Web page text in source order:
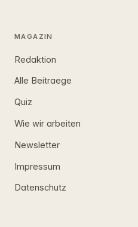
MAGAZIN
Redaktion
Alle Beitraege
Quiz
Wie wir arbeiten
Newsletter
Impressum
Datenschutz